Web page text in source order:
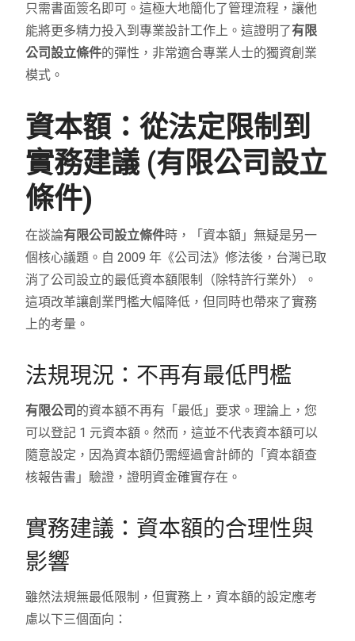
只需書面簽名即可。這極大地簡化了管理流程，讓他
能將更多精力投入到專業設計工作上。這證明了有限
公司設立條件的彈性，非常適合專業人士的獨資創業
模式。
資本額：從法定限制到
實務建議 (有限公司設立
條件)
在談論有限公司設立條件時，「資本額」無疑是另一
個核心議題。自 2009 年《公司法》修法後，台灣已取
消了公司設立的最低資本額限制（除特許行業外）。
這項改革讓創業門檻大幅降低，但同時也帶來了實務
上的考量。
法規現況：不再有最低門檻
有限公司 的資本額不再有「最低」要求。理論上，您
可以登記 1 元資本額。然而，這並不代表資本額可以
隨意設定，因為資本額仍需經過會計師的「資本額查
核報告書」驗證，證明資金確實存在。
實務建議：資本額的合理性與
影響
雖然法規無最低限制，但實務上，資本額的設定應考
慮以下三個面向：